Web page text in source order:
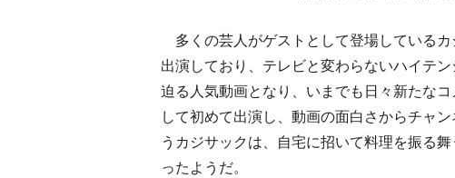
多くの芸人がゲストとして登場している
出演しており、テレビと変わらないハイテ
迫る人気動画となり、いまでも日々新たな
して初めて出演し、動画の面白さからチャ
うカジサックは、自宅に招いて料理を振る
ったようだ。